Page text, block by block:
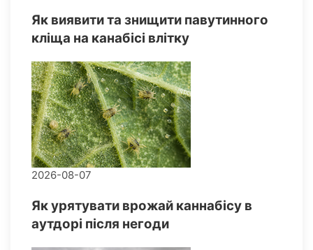
Як виявити та знищити павутинного
кліща на канабісі влітку
2026-08-07
Як урятувати врожай каннабісу в
аутдорі після негоди